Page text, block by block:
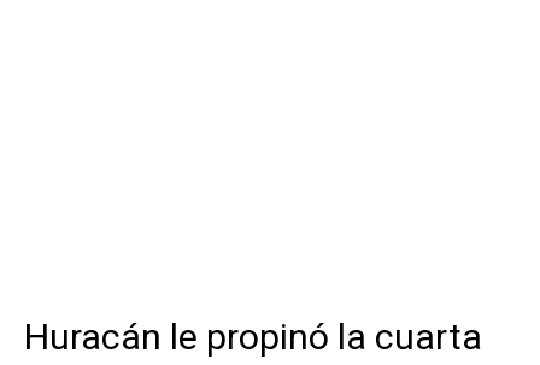
Huracán le propinó la cuarta